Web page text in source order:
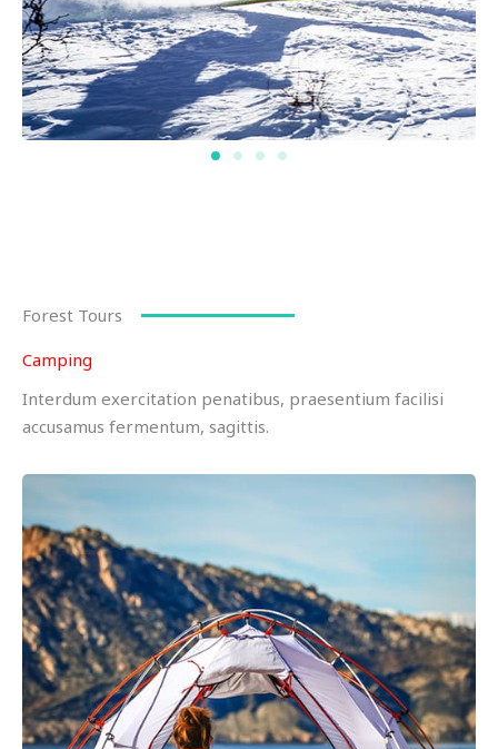
Forest Tours
Camping
Interdum exercitation penatibus, praesentium facilisi
accusamus fermentum, sagittis.